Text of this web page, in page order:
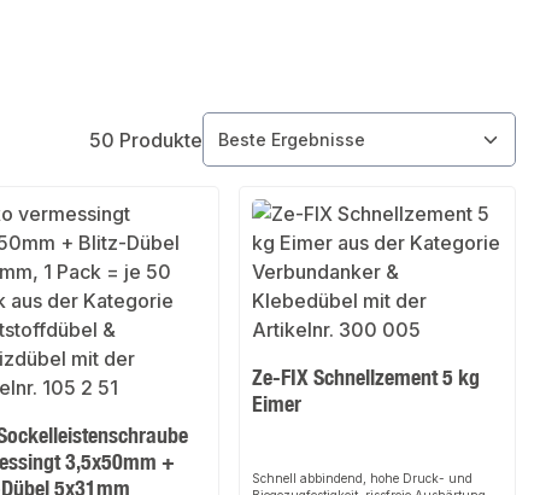
50 Produkte
3,5x50mm +
5x31mm
Ze-FIX Schnellzement 5 kg
Eimer
Schnell abbindend, hohe Druck- und